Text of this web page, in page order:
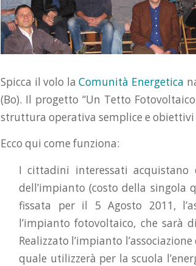
Spicca il volo laComunità Energetica
(Bo). Il progetto “Un Tetto
struttura operativa semplice e
Ecco qui come funziona:
I cittadini interessati
dell’impianto (costo della singola
fissata per il 5 Agosto 2011,
l’impianto fotovoltaico, che sarà
Realizzato l’impianto
quale utilizzerà per la scuola